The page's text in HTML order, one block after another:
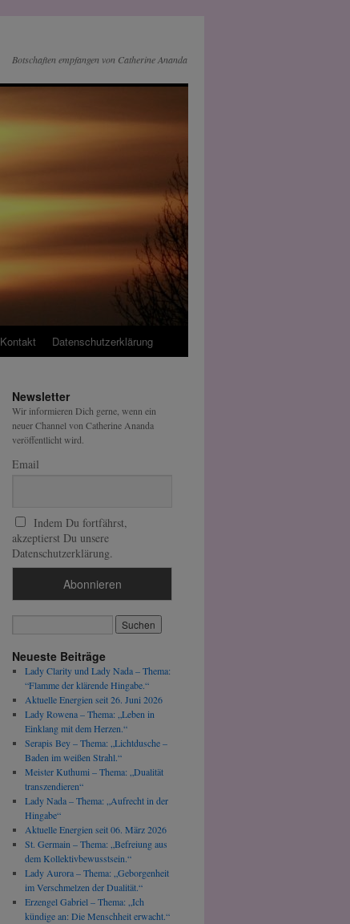
Botschaften empfangen von Catherine Ananda
Kontakt Datenschutz­erklärung
Newsletter
Wir informieren Dich gerne, wenn ein
neuer Channel von Catherine Ananda
veröffentlicht wird.
Email
Indem Du fortfährst,
akzeptierst Du unsere
Datenschutzerklärung.
Neueste Beiträge
Lady Clarity und Lady Nada – Thema:
“Flamme der klärende Hingabe.“
Aktuelle Energien seit 26. Juni 2026
Lady Rowena – Thema: „Leben in
Einklang mit dem Herzen.“
Serapis Bey – Thema: „Lichtdusche –
Baden im weißen Strahl.“
Meister Kuthumi – Thema: „Dualität
transzendieren“
Lady Nada – Thema: „Aufrecht in der
Hingabe“
Aktuelle Energien seit 06. März 2026
St. Germain – Thema: „Befreiung aus
dem Kollektivbewusstsein.“
Lady Aurora – Thema: „Geborgenheit
im Verschmelzen der Dualität.“
Erzengel Gabriel – Thema: „Ich
kündige an: Die Menschheit erwacht.“